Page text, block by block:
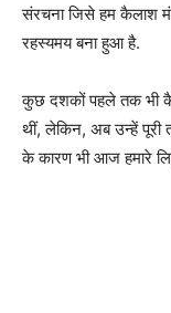
संरचना जिसे हम कैलाश
रहस्यमय बना हुआ है.
कुछ दशकों पहले तक भी
थीं, लेकिन, अब उन्हें पूरी
के कारण भी आज हमारे